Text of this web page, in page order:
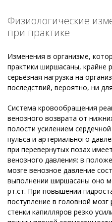
Физиологические
при практике
Изменения в организме,
практики ширшасаны, крайне
серьёзная нагрузка на
последствий, вероятно, ни
Система кровообращения
венозного возврата от
полости усилением
пульса и артериального
при перевернутых позах
венозного давления: в
мозге венозное давление
выполнении ширшасаны оно
рт.ст. При повышении
поступление в головной
стенки капилляров резко